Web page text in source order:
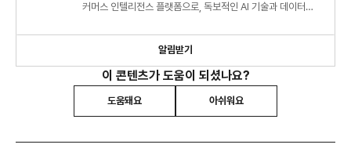
커머스 인텔리전스 플랫폼으로, 독보적인 AI 기술과 데이터를
지원합니다
알림받기
이 콘텐츠가 도움이 되셨나요?
도움돼요 아쉬워요